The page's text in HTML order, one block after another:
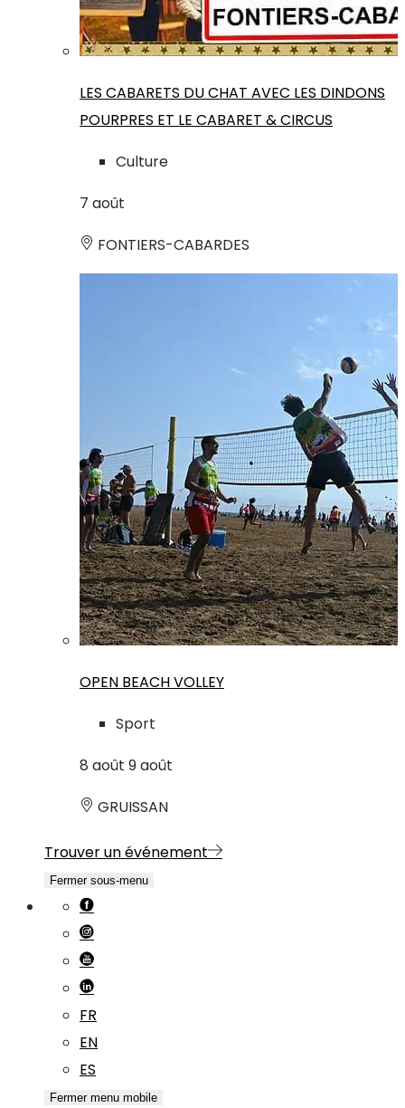
LES CABARETS DU CHAT AVEC LES DINDONS
POURPRES ET LE CABARET & CIRCUS
Culture
7 août
FONTIERS-CABARDES
OPEN BEACH VOLLEY
Sport
8 août 9août
GRUISSAN
Trouver un événement
Fermer sous-menu
FR
EN
ES
Fermer menu mobile